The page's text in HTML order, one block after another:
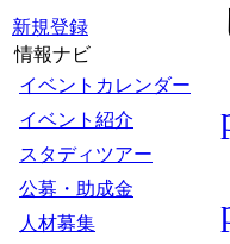
新規登録
情報ナビ
イベントカレンダー
イベント紹介
スタディツアー
公募・助成金
人材募集